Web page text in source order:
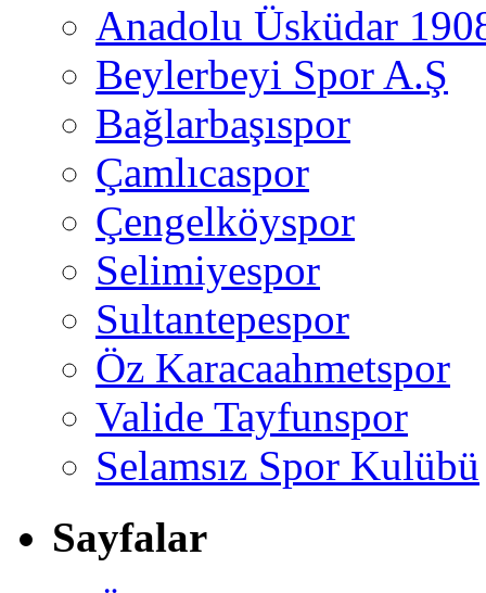
Anadolu Üsküdar
Beylerbeyi Spor A.Ş
Bağlarbaşıspor
Çamlıcaspor
Çengelköyspor
Selimiyespor
Sultantepespor
Öz Karacaahmetspor
Valide Tayfunspor
Selamsız Spor Kulübü
Sayfalar